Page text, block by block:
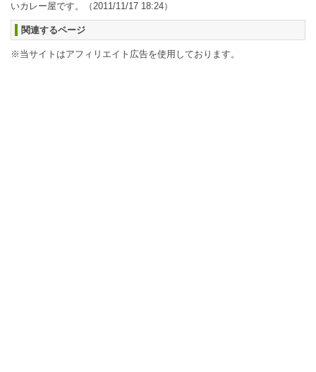
いカレー屋です。
（2011/11/17 18:24）
関連するページ
※当サイトはアフィリエイト広告を使用しております。